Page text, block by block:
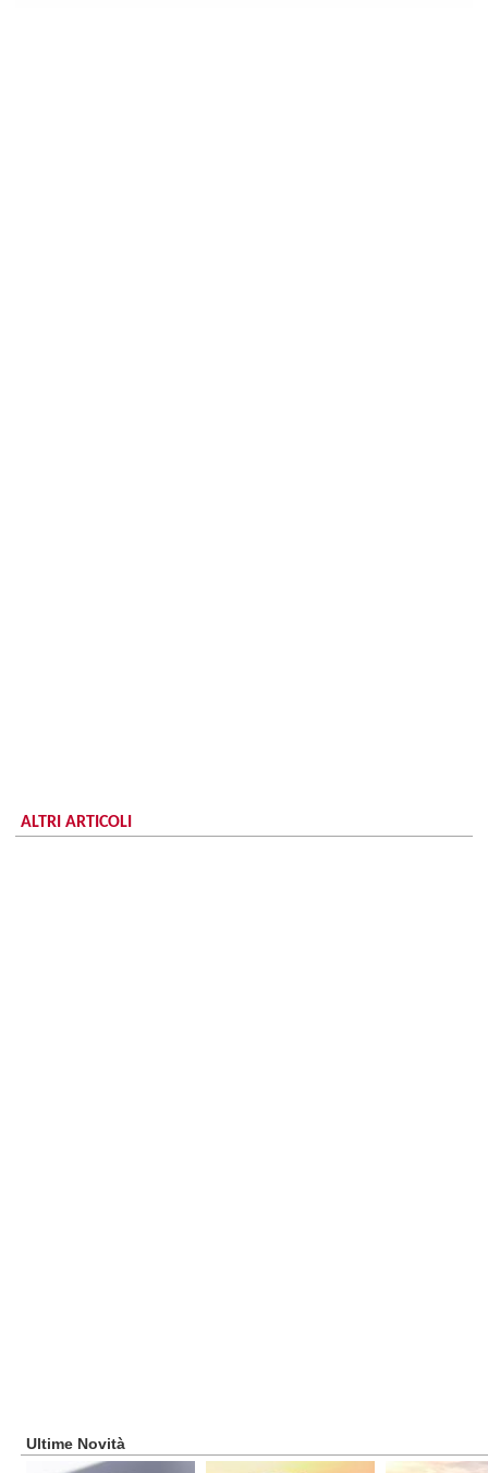
ALTRI ARTICOLI
Ultime Novità